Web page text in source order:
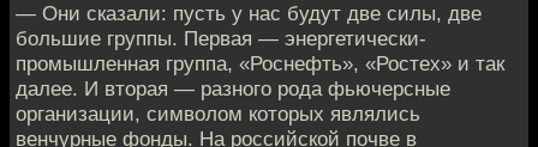
— Они сказали: пусть у нас будут две силы, две
большие группы. Первая — энергетически-
промышленная группа, «Роснефть», «Ростех» и так
далее. И вторая — разного рода фьючерсные
организации, символом которых являлись
венчурные фонды. На российской почве в